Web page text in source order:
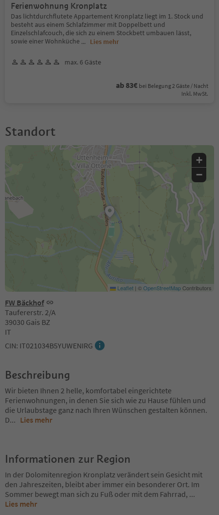
Ferienwohnung Kronplatz
Das lichtdurchflutete Appartement Kronplatz liegt im 1. Stock und
besteht aus einem Schlafzimmer mit Doppelbett und
Einzelschlafcouch, die sich zu einem Stockbett umbauen lässt,
sowie einer Wohnküche ... Lies mehr
max. 6 Gäste
ab 83€ bei Belegung 2 Gäste / Nacht
Inkl. MwSt.
Standort
FW Bäckhof
Taufererstr. 2/A
39030 Gais BZ
IT
CIN: IT021034B5YUWENIRG
+
−
Leaflet | ©OpenStreetMapContributors
Beschreibung
Wir bieten Ihnen 2 helle, komfortabel eingerichtete
Ferienwohnungen, in denen Sie sich wie zu Hause fühlen und
die Urlaubstage ganz nach Ihren Wünschen gestalten können.
D... Lies mehr
Informationen zur Region
In der Dolomitenregion Kronplatz verändert sein Gesicht mit
den Jahreszeiten, bleibt aber immer ein besonderer Ort. Im
Sommer bewegt man sich zu Fuß oder mit dem Fahrrad, ...
Lies mehr